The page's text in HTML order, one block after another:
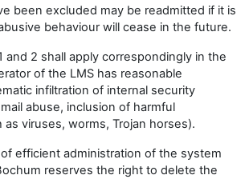
been excluded may be readmitted if it is
behaviour will cease in the future.
and 2 shall apply correspondingly in the
of the LMS has reasonable
infiltration of internal security
abuse, inclusion of harmful
viruses, worms, Trojan horses).
efficient administration of the system
reserves the right to delete the